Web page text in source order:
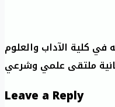
في كلية الآداب والعلوم
ملتقى علمي وشرعي
Leave a Reply